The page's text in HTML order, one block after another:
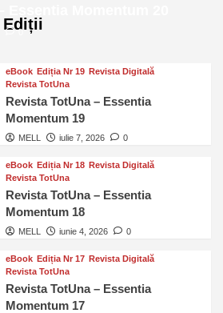
Ediții
0
eBook Ediția Nr 19 Revista Digitală
Revista TotUna
Revista TotUna – Essentia
Momentum 19
MELL iulie 7, 2026 0
eBook Ediția Nr 18 Revista Digitală
Revista TotUna
Revista TotUna – Essentia
Momentum 18
MELL iunie 4, 2026 0
eBook Ediția Nr 17 Revista Digitală
Revista TotUna
Revista TotUna – Essentia
Momentum 17